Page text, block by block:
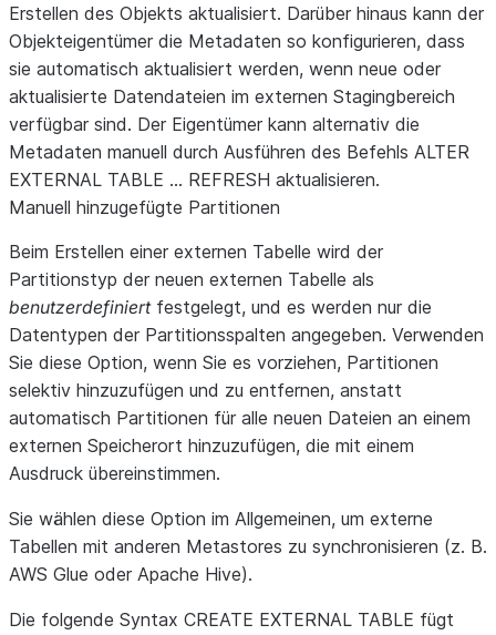
Erstellen des Objekts aktualisiert. Darüber hinaus kann der
Objekteigentümer die Metadaten so konfigurieren, dass
sie automatisch aktualisiert werden, wenn neue oder
aktualisierte Datendateien im externen Stagingbereich
verfügbar sind. Der Eigentümer kann alternativ die
Metadaten manuell durch Ausführen des Befehls ALTER
EXTERNAL TABLE … REFRESH aktualisieren.
Manuell hinzugefügte Partitionen
Beim Erstellen einer externen Tabelle wird der
Partitionstyp der neuen externen Tabelle als
benutzerdefiniertfestgelegt, und es werden nur die
Datentypen der Partitionsspalten angegeben. Verwenden
Sie diese Option, wenn Sie es vorziehen, Partitionen
selektiv hinzuzufügen und zu entfernen, anstatt
automatisch Partitionen für alle neuen Dateien an einem
externen Speicherort hinzuzufügen, die mit einem
Ausdruck übereinstimmen.
Sie wählen diese Option im Allgemeinen, um externe
Tabellen mit anderen Metastores zu synchronisieren (z. B.
AWS Glue oder Apache Hive).
Die folgende Syntax CREATE EXTERNAL TABLE fügt